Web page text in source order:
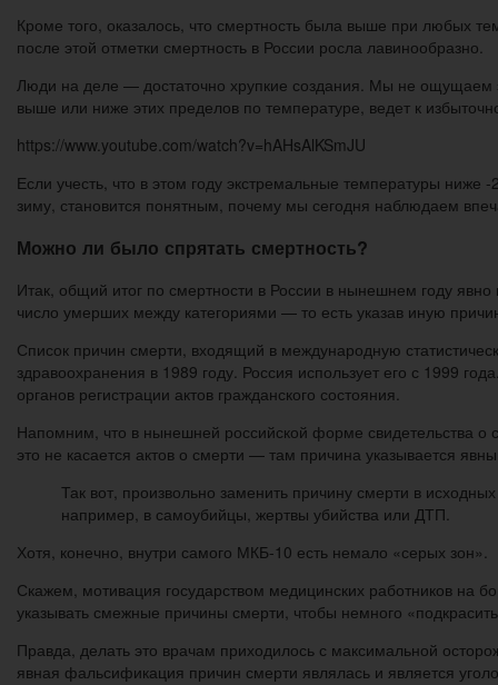
Кроме того, оказалось, что смертность была выше при любых
после этой отметки смертность в России росла лавинообразно.
Люди на деле — достаточно хрупкие создания. Мы не ощущаем
выше или ниже этих пределов по температуре, ведет к
https://www.youtube.com/watch?v=hAHsAlKSmJU
Если учесть, что в этом году экстремальные температуры
зиму, становится понятным, почему мы сегодня наблюдаем
Можно ли было спрятать смертность?
Итак, общий итог по смертности в России в нынешнем году
число умерших между категориями — то есть указав иную
Список причин смерти, входящий в международную
здравоохранения в 1989 году. Россия использует его с 1999
органов регистрации актов гражданского состояния.
Напомним, что в нынешней российской форме свидетельства
это не касается актов о смерти — там причина указывается
Так вот, произвольно заменить причину смерти в
например, в самоубийцы, жертвы убийства или ДТП.
Хотя, конечно, внутри самого МКБ-10 есть немало «серых зон».
Скажем, мотивация государством медицинских работников на
указывать смежные причины смерти, чтобы немного
Правда, делать это врачам приходилось с максимальной
явная фальсификация причин смерти являлась и является